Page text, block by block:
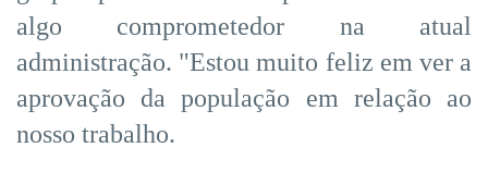
algo comprometedor na atual
administração. "Estou muito feliz em ver a
aprovação da população em relação ao
nosso trabalho.